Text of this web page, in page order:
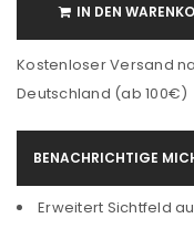
IN DEN
Kostenloser Versand
Deutschland (ab 100€)
BENACHRICHTIGE
Erweitert Sichtfeld